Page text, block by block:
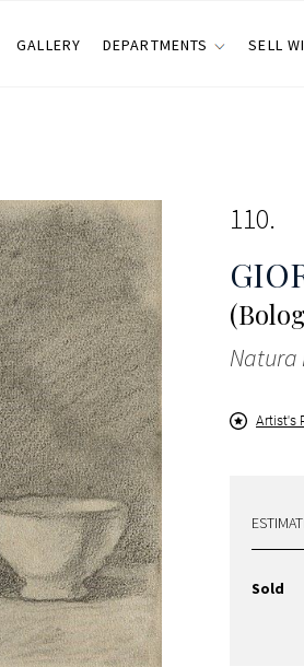
GALLERY DEPARTMENTS SELL
110
Natura
Artist's
Sold